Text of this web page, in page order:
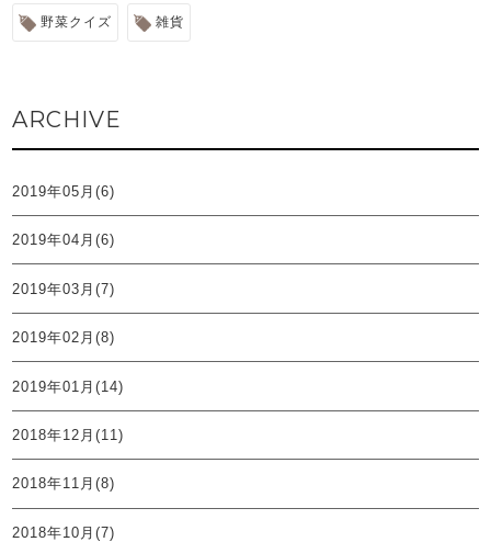
野菜クイズ 雑貨
ARCHIVE
2019年05月(6)
2019年04月(6)
2019年03月(7)
2019年02月(8)
2019年01月(14)
2018年12月(11)
2018年11月(8)
2018年10月(7)